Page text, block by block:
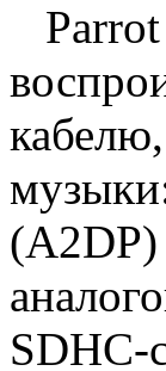
Parrot
SDHC-